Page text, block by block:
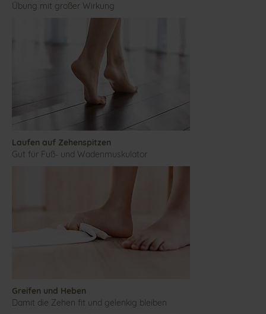
Übung mit großer Wirkung
Laufen auf Zehenspitzen
Gut für Fuß- und Wadenmuskulator
Greifen und Heben
Damit die Zehen fit und gelenkig bleiben